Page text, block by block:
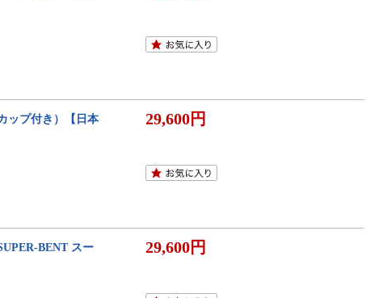
ップ付き）【日本
29,600円
BENT スー
29,600円